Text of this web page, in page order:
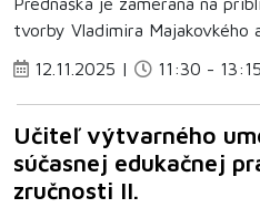
tvorby Vladimira Majakovkého
12.11.2025 |
11:30 - 13:15
Učiteľ výtvarného
súčasnej edukačnej
zručnosti II.